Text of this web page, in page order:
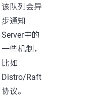
该队列会异
步通知
Server中的
一些机制，
比如
Distro/Raft
协议。